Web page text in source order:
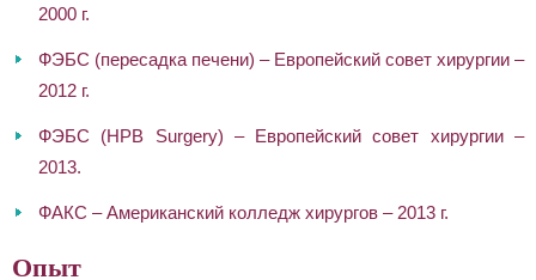
2000 г.
ФЭБС (пересадка печени) – Европейский совет хирургии –
2012 г.
ФЭБС (HPB Surgery) – Европейский совет хирургии –
2013.
ФАКС – Американский колледж хирургов – 2013 г.
Опыт